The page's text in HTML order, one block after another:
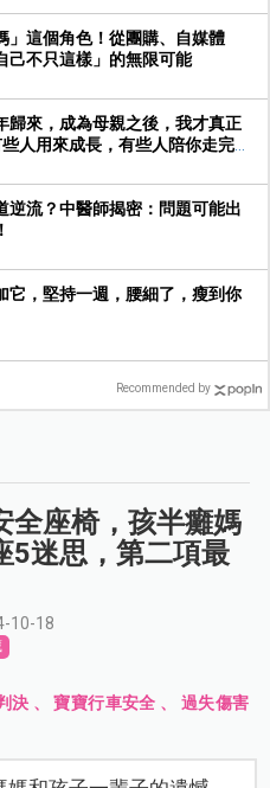
」這個角色！從團購、自媒體
己不只這樣」的無限可能
歸來，成為母親之後，我才真正
人用來成長，有些人陪你走完人
逆流？中醫師揭密：問題可能出
它，堅持一週，腰細了，瘦到你
Recommended by
全座椅，孩半癱媽
5迷思，第二項最
10-18
決 、寶寶行車安全 、 過失傷害